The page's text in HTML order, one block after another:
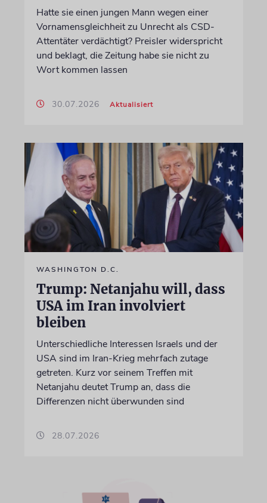
Hatte sie einen jungen Mann wegen einer
Vornamensgleichheit zu Unrecht als CSD-
Attentäter verdächtigt? Preisler widerspricht
und beklagt, die Zeitung habe sie nicht zu
Wort kommen lassen
30.07.2026 Aktualisiert
WASHINGTON D.C.
Trump: Netanjahu will, dass
USA im Iran involviert
bleiben
Unterschiedliche Interessen Israels und der
USA sind im Iran-Krieg mehrfach zutage
getreten. Kurz vor seinem Treffen mit
Netanjahu deutet Trump an, dass die
Differenzen nicht überwunden sind
28.07.2026